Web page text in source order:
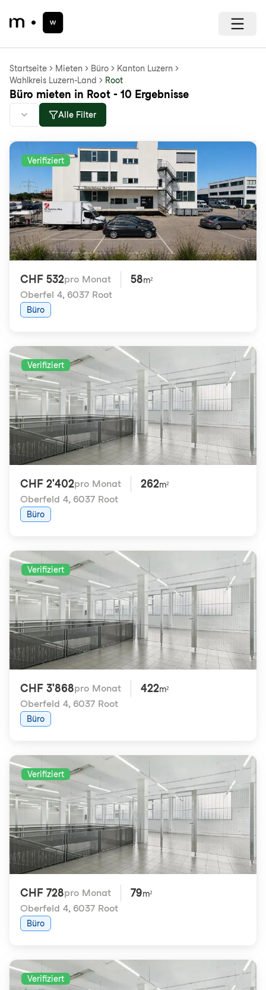
Startseite Mieten Büro
Kanton Luzern
Wahlkreis Luzern-Land
Root
Büro mieten in Root - 10 Ergebnisse
Alle Filter
Verifiziert
CHF 532pro Monat 58m²
Oberfel 4, 6037 Root
Büro
Verifiziert
CHF 2'402pro Monat 262m²
Oberfeld 4, 6037 Root
Büro
Verifiziert
CHF 3'868pro Monat 422m²
Oberfeld 4, 6037 Root
Büro
Verifiziert
CHF 728pro Monat 79m²
Oberfeld 4, 6037 Root
Büro
Verifiziert